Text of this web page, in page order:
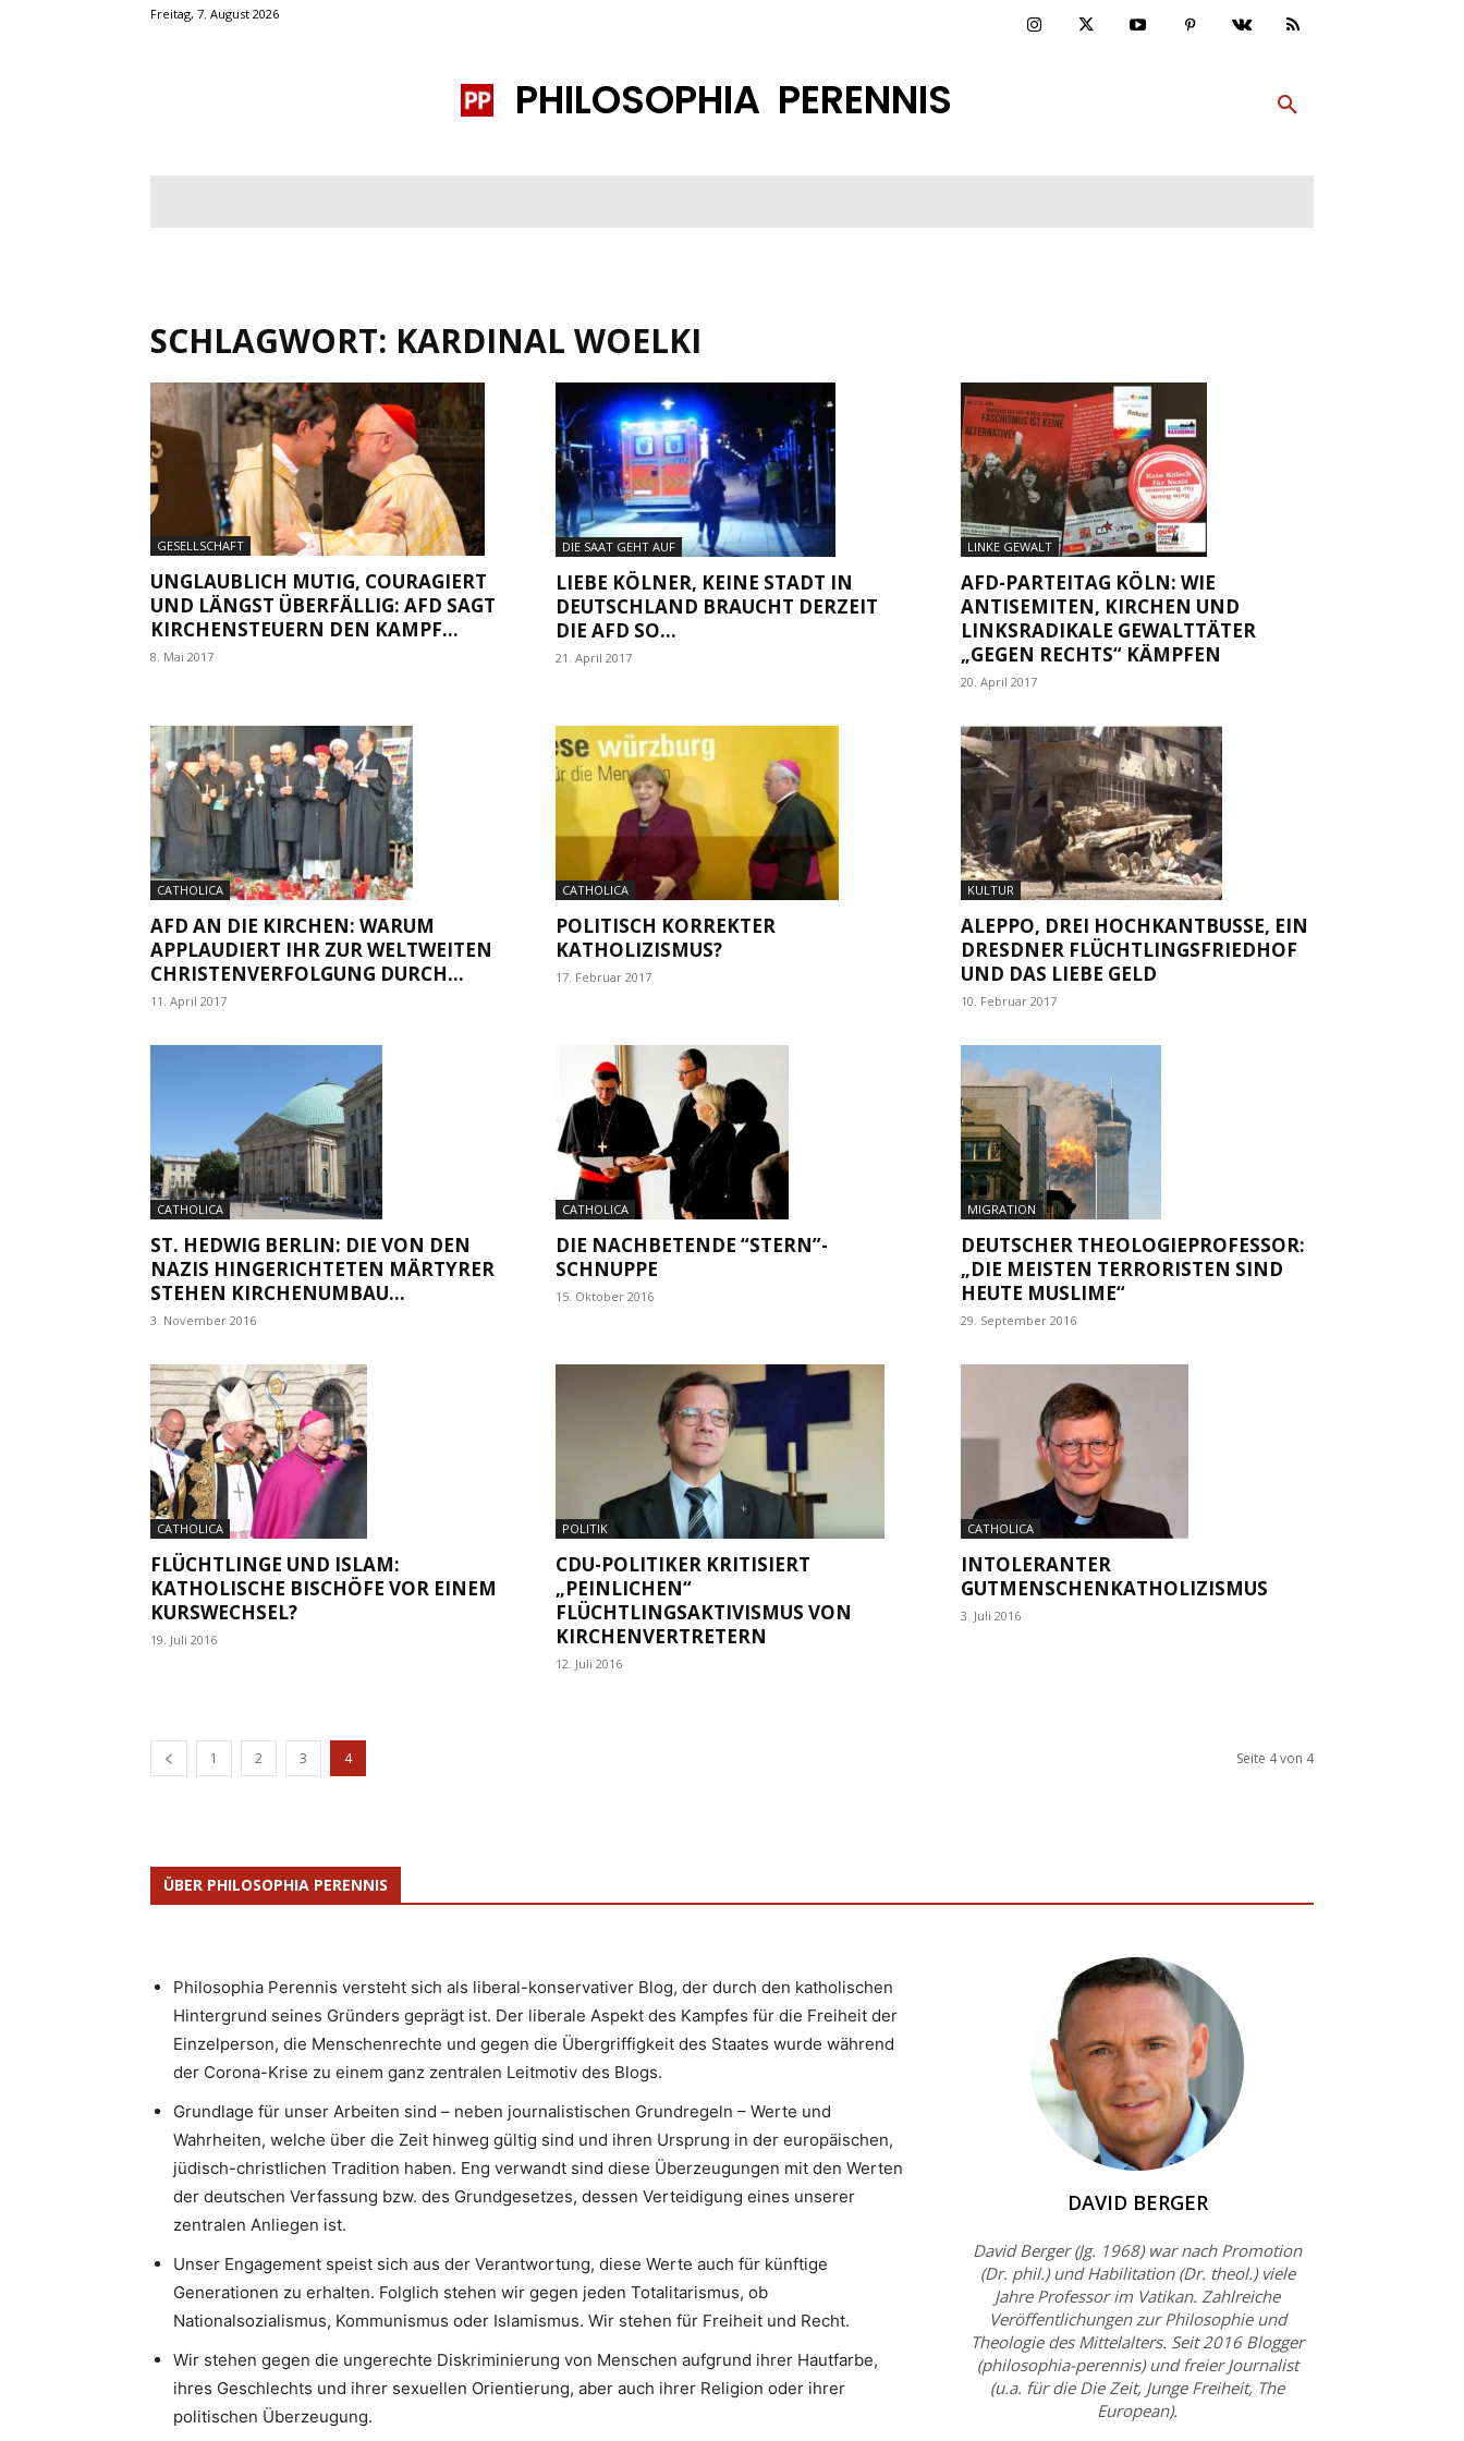
Freitag, 7. August 2026
PHILOSOPHIA PERENNIS
SCHLAGWORT: KARDINAL WOELKI
GESELLSCHAFT
UNGLAUBLICH MUTIG, COURAGIERT
UND LÄNGST ÜBERFÄLLIG: AFD SAGT
KIRCHENSTEUERN DEN KAMPF...
8. Mai 2017
DIE SAAT GEHT AUF
LIEBE KÖLNER, KEINE STADT IN
DEUTSCHLAND BRAUCHT DERZEIT
DIE AFD SO...
21. April 2017
LINKE GEWALT
AFD-PARTEITAG KÖLN: WIE
ANTISEMITEN, KIRCHEN UND
LINKSRADIKALE GEWALTTÄTER
„GEGEN RECHTS“ KÄMPFEN
20. April 2017
CATHOLICA
AFD AN DIE KIRCHEN: WARUM
APPLAUDIERT IHR ZUR WELTWEITEN
CHRISTENVERFOLGUNG DURCH...
11. April 2017
CATHOLICA
POLITISCH KORREKTER
KATHOLIZISMUS?
17. Februar 2017
KULTUR
ALEPPO, DREI HOCHKANTBUSSE, EIN
DRESDNER FLÜCHTLINGSFRIEDHOF
UND DAS LIEBE GELD
10. Februar 2017
CATHOLICA
ST. HEDWIG BERLIN: DIE VON DEN
NAZIS HINGERICHTETEN MÄRTYRER
STEHEN KIRCHENUMBAU...
3. November 2016
CATHOLICA
DIE NACHBETENDE “STERN”-
SCHNUPPE
15. Oktober 2016
MIGRATION
DEUTSCHER THEOLOGIEPROFESSOR:
„DIE MEISTEN TERRORISTEN SIND
HEUTE MUSLIME“
29. September 2016
CATHOLICA
FLÜCHTLINGE UND ISLAM:
KATHOLISCHE BISCHÖFE VOR EINEM
KURSWECHSEL?
19. Juli 2016
POLITIK
CDU-POLITIKER KRITISIERT
„PEINLICHEN“
FLÜCHTLINGSAKTIVISMUS VON
KIRCHENVERTRETERN
12. Juli 2016
CATHOLICA
INTOLERANTER
GUTMENSCHENKATHOLIZISMUS
3. Juli 2016
1 2 3 4 Seite 4 von 4
ÜBER PHILOSOPHIA PERENNIS
Philosophia Perennis versteht sich als liberal-konservativer Blog, der durch den katholischen
Hintergrund seines Gründers geprägt ist. Der liberale Aspekt des Kampfes für die Freiheit der
Einzelperson, die Menschenrechte und gegen die Übergriffigkeit des Staates wurde während
der Corona-Krise zu einem ganz zentralen Leitmotiv des Blogs.
Grundlage für unser Arbeiten sind – neben journalistischen Grundregeln – Werte und
Wahrheiten, welche über die Zeit hinweg gültig sind und ihren Ursprung in der europäischen,
jüdisch-christlichen Tradition haben. Eng verwandt sind diese Überzeugungen mit den Werten
der deutschen Verfassung bzw. des Grundgesetzes, dessen Verteidigung eines unserer
zentralen Anliegen ist.
Unser Engagement speist sich aus der Verantwortung, diese Werte auch für künftige
Generationen zu erhalten. Folglich stehen wir gegen jeden Totalitarismus, ob
Nationalsozialismus, Kommunismus oder Islamismus. Wir stehen für Freiheit und Recht.
Wir stehen gegen die ungerechte Diskriminierung von Menschen aufgrund ihrer Hautfarbe,
ihres Geschlechts und ihrer sexuellen Orientierung, aber auch ihrer Religion oder ihrer
politischen Überzeugung.
DAVID BERGER
David Berger (Jg. 1968) war nach Promotion
(Dr. phil.) und Habilitation (Dr. theol.) viele
Jahre Professor im Vatikan. Zahlreiche
Veröffentlichungen zur Philosophie und
Theologie des Mittelalters. Seit 2016 Blogger
(philosophia-perennis) und freier Journalist
(u.a. für die Die Zeit, Junge Freiheit, The
European).